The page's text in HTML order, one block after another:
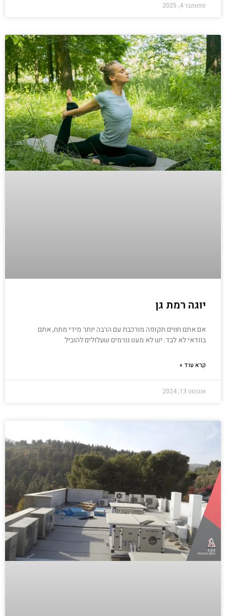
ספטמבר 4, 2025
יוגה רמת גן
אם אתם חווים תקופה מורכבת עם הרבה יותר מידי מתח, אתם
בוודאי לא לבד. יש לא מעט גורמים שעלולים להוביל
קרא עוד »
אוגוסט 13, 2024